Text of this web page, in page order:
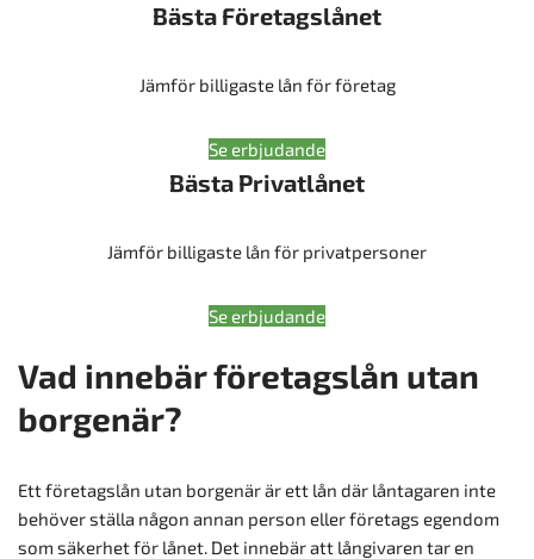
Bästa Företagslånet
Jämför billigaste lån för företag
Se erbjudande
Bästa Privatlånet
Jämför billigaste lån för privatpersoner
Se erbjudande
Vad innebär företagslån utan
borgenär?
Ett företagslån utan borgenär är ett lån där låntagaren inte
behöver ställa någon annan person eller företags egendom
som säkerhet för lånet. Det innebär att långivaren tar en